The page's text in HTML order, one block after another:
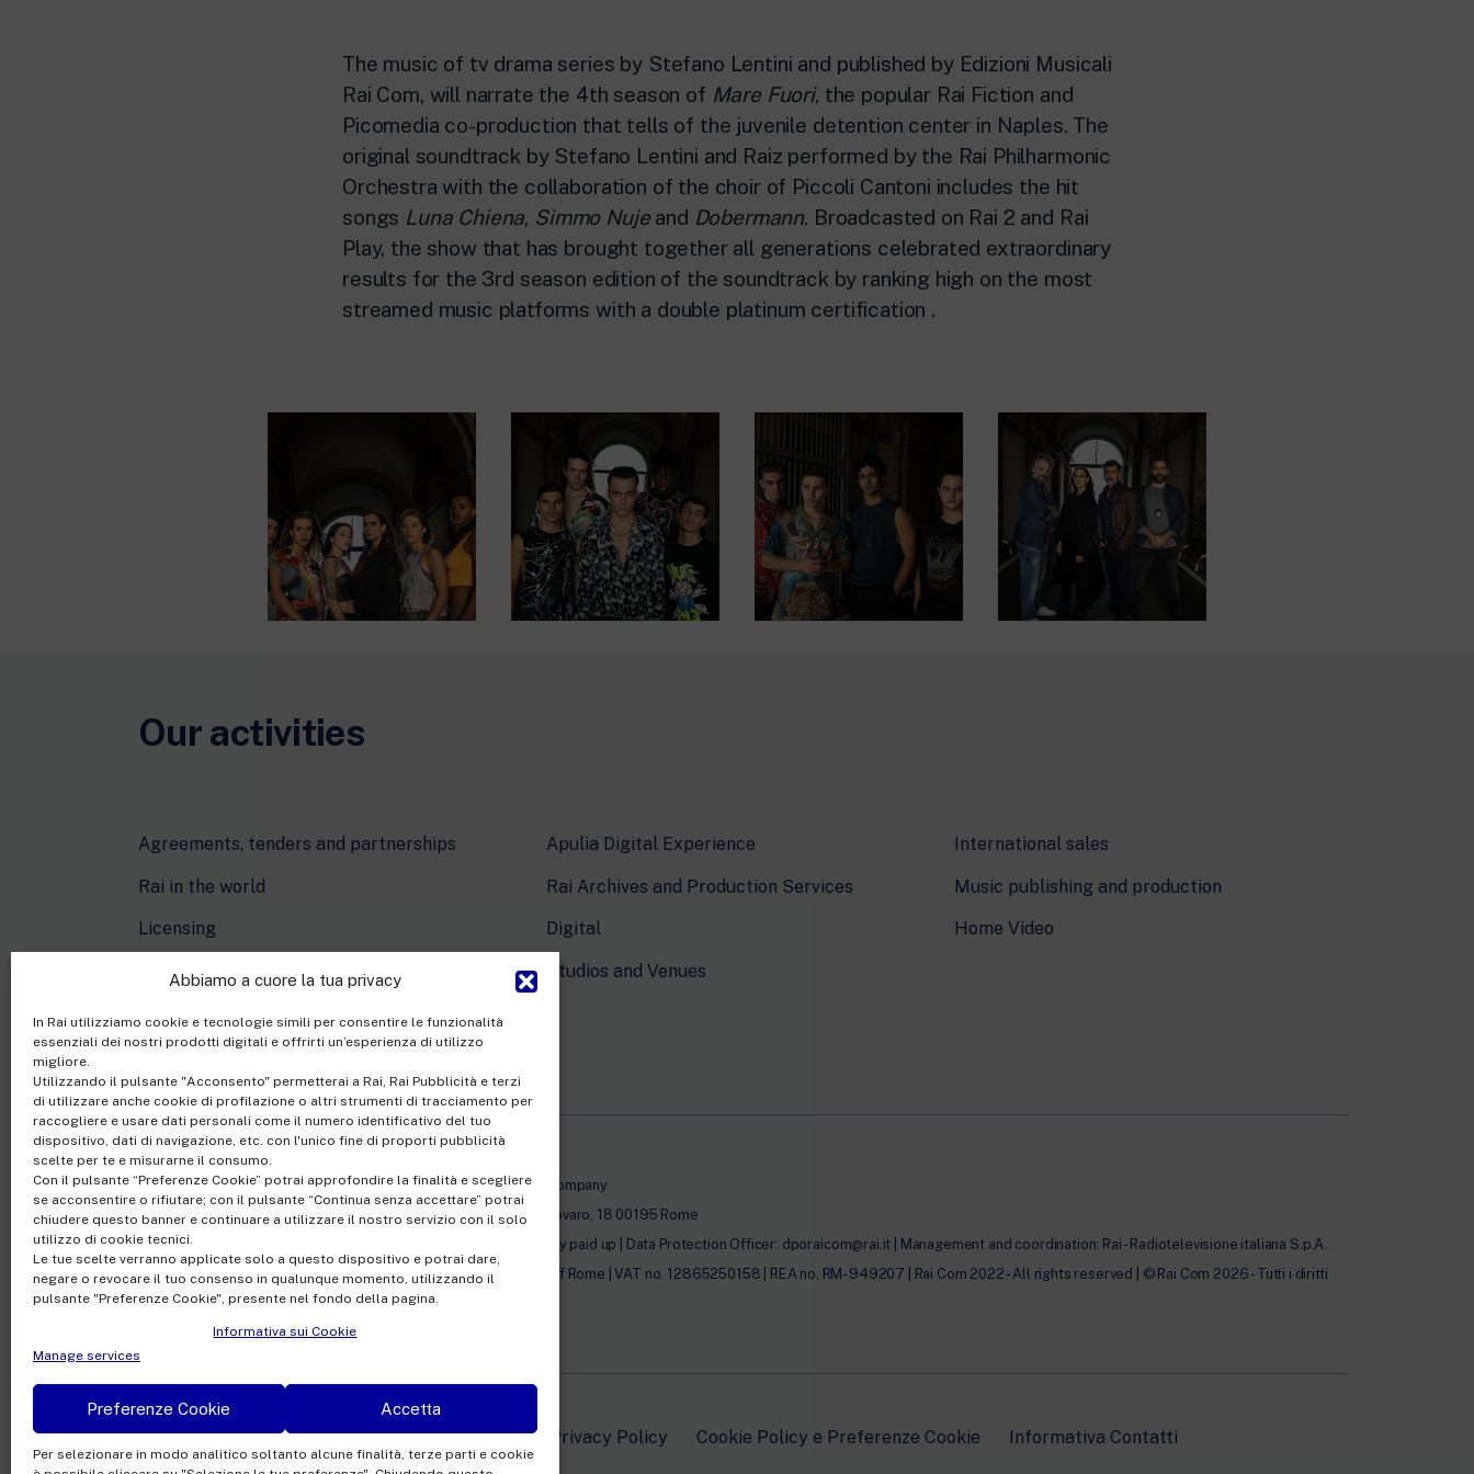
Abbiamo a cuore la tua privacy
In Rai utilizziamo cookie e tecnologie simili per consentire le funzionalità
essenziali dei nostri prodotti digitali e offrirti un’esperienza di utilizzo
migliore.
Utilizzando il pulsante "Acconsento" permetterai a Rai, Rai Pubblicità e terzi
di utilizzare anche cookie di profilazione o altri strumenti di tracciamento per
raccogliere e usare dati personali come il numero identificativo del tuo
dispositivo, dati di navigazione, etc. con l'unico fine di proporti pubblicità
scelte per te e misurarne il consumo.
Con il pulsante “Preferenze Cookie” potrai approfondire la finalità e scegliere
se acconsentire o rifiutare; con il pulsante “Continua senza accettare” potrai
chiudere questo banner e continuare a utilizzare il nostro servizio con il solo
utilizzo di cookie tecnici.
Le tue scelte verranno applicate solo a questo dispositivo e potrai dare,
negare o revocare il tuo consenso in qualunque momento, utilizzando il
pulsante "Preferenze Cookie", presente nel fondo della pagina.
Informativa sui Cookie
Manage services
Preferenze Cookie Accetta
Per selezionare in modo analitico soltanto alcune finalità, terze parti e cookie
The music of tv drama series by Stefano Lentini and published by Edizioni Musicali
Rai Com, will narrate the 4th season of Mare Fuori, the popular Rai Fiction and
Picomedia co-production that tells of the juvenile detention center in Naples. The
original soundtrack by Stefano Lentini and Raiz performed by the Rai Philharmonic
Orchestra with the collaboration of the choir of Piccoli Cantoni includes the hit
songs Luna Chiena, Simmo Nujeand Dobermann. Broadcasted on Rai 2 and Rai
Play, the show that has brought together all generations celebrated extraordinary
results for the 3rd season edition of the soundtrack by ranking high on the most
streamed music platforms with a double platinum certification .
Our activities
Agreements, tenders and partnerships Apulia Digital Experience International sales
Rai in the world Rai Archives and Production Services Music publishing and production
Licensing Digital Home Video
Cartoons On The Bay Studios and Venues
Rai Com S.p.A. - Single-member company
Registered office Via Umberto Novaro, 18 00195 Rome
Share Capital €10,320,000.00 fully paid up | Data Protection Officer: dporaicom@rai.it | Management and coordination: Rai - Radiotelevisione italiana S.p.A.
Office of the Company Register of Rome | VAT no. 12865250158 | REA no. RM- 949207 | Rai Com 2022 - All rights reserved | © Rai Com 2026 - Tutti i diritti
riservati
Facebook Twitter Instagram Linkedin Privacy Policy Cookie Policy e Preferenze Cookie Informativa Contatti